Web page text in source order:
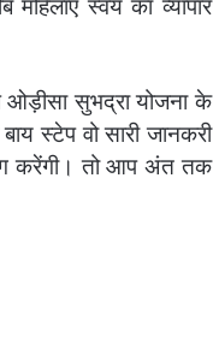
स्वयं का व्यापार
ओड़ीसा सुभद्रा योजना के
स्टेप वो सारी जानकरी
करेंगी। तो आप अंत तक